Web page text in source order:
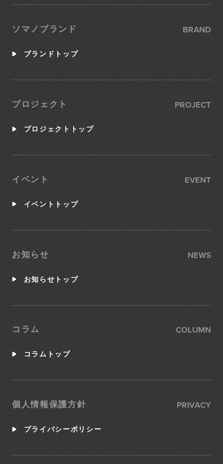
ソマノブランド BRAND
ブランドトップ
プロジェクト PROJECT
プロジェクトトップ
イベント EVENT
イベントトップ
お知らせ NEWS
お知らせトップ
コラム COLUMN
コラムトップ
個人情報保護方針 PRIVACY
プライバシーポリシー